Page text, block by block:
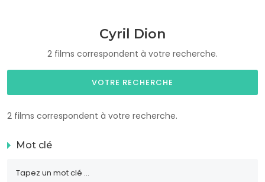
Cyril Dion
2 films correspondent à votre recherche.
VOTRE RECHERCHE
2 films correspondent à votre recherche.
Mot clé